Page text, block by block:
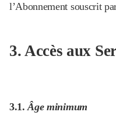
l’Abonnement souscrit
‍3. Accès aux
3.1.Âge minimum